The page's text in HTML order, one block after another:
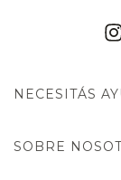
NECESITÁS
SOBRE